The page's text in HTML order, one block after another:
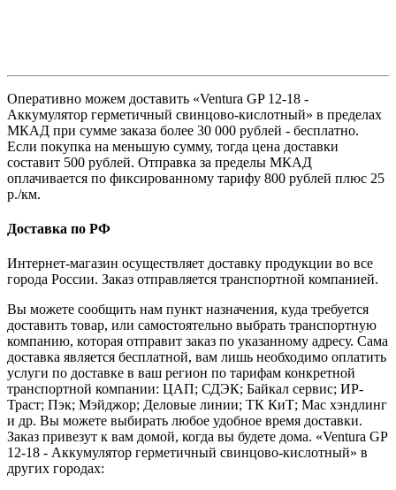
Оперативно можем доставить «Ventura GP 12-18 -
Аккумулятор герметичный свинцово-кислотный» в пределах
МКАД при сумме заказа более 30 000 рублей - бесплатно.
Если покупка на меньшую сумму, тогда цена доставки
составит 500 рублей. Отправка за пределы МКАД
оплачивается по фиксированному тарифу 800 рублей плюс 25
р./км.
Доставка по РФ
Интернет-магазин осуществляет доставку продукции во все
города России. Заказ отправляется транспортной компанией.
Вы можете сообщить нам пункт назначения, куда требуется
доставить товар, или самостоятельно выбрать транспортную
компанию, которая отправит заказ по указанному адресу. Сама
доставка является бесплатной, вам лишь необходимо оплатить
услуги по доставке в ваш регион по тарифам конкретной
транспортной компании: ЦАП; СДЭК; Байкал сервис; ИР-
Траст; Пэк; Мэйджор; Деловые линии; ТК КиТ; Мас хэндлинг
и др. Вы можете выбирать любое удобное время доставки.
Заказ привезут к вам домой, когда вы будете дома. «Ventura GP
12-18 - Аккумулятор герметичный свинцово-кислотный» в
других городах: